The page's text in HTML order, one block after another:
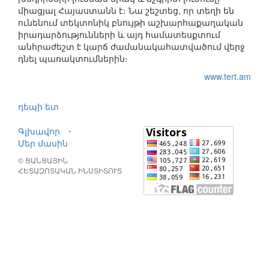
միացյալ Հայաստանն է։ Նա շեշտեց, որ տեղի են
ունենում տեկտոնիկ բնույթի աշխարհաքաղական
իրադարձությունների և այդ համատեսքտում
անհրաժեշտ է կարճ ժամանակահատվածում վերջ
դնել պառակտումներին։
www.tert.am
դեպի ետ
Գլխավոր
⋅
Մեր մասին
© ՑԱՆՑԱՅԻՆ
ՀԵՏԱԶՈՏԱԿԱՆ ԻՆՍՏԻՏՈՒՏ